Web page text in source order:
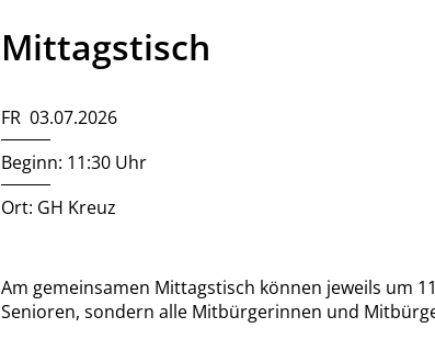
Mittagstisch
FR 03.07.2026
Beginn: 11:30 Uhr
Ort: GH Kreuz
Am gemeinsamen Mittagstisch können jeweils um
Senioren, sondern alle Mitbürgerinnen und